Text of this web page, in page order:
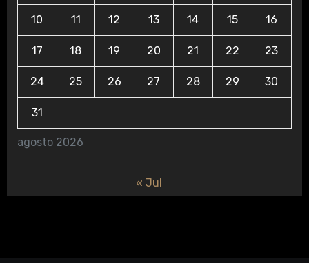
agosto 2026
10 11 12 13 14 15 16
17 18 19 20 21 22 23
24 25 26 27 28 29 30
31
« Jul